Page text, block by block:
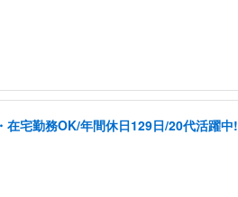
宅勤務OK/年間休日129日/20代活躍中!